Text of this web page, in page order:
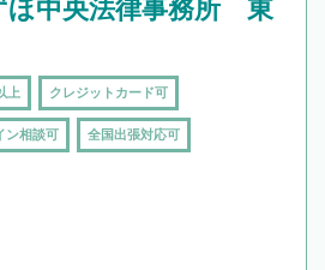
ほ中央法律事務所 東
上 クレジットカード可
ン相談可 全国出張対応可